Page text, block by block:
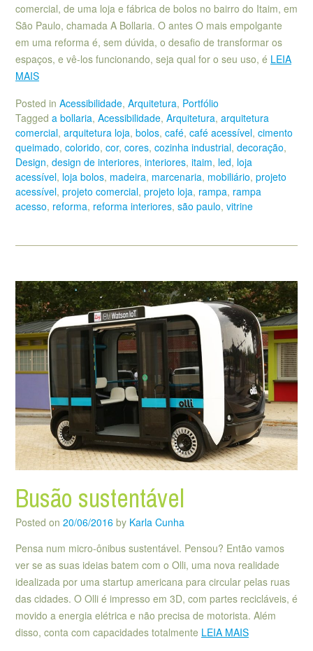
comercial, de uma loja e fábrica de bolos no bairro do Itaim, em
São Paulo, chamada A Bollaria. O antes O mais empolgante
em uma reforma é, sem dúvida, o desafio de transformar os
espaços, e vê-los funcionando, seja qual for o seu uso, é LEIA
MAIS
Posted in Acessibilidade, Arquitetura, Portfólio
Tagged a bollaria, Acessibilidade, Arquitetura, arquitetura
comercial, arquitetura loja, bolos, café, café acessível, cimento
queimado, colorido, cor, cores, cozinha industrial, decoração,
Design, design de interiores, interiores, itaim, led, loja
acessível, loja bolos, madeira, marcenaria, mobiliário, projeto
acessível, projeto comercial, projeto loja, rampa, rampa
acesso, reforma, reforma interiores, são paulo, vitrine
Busão sustentável
Posted on 20/06/2016 by Karla Cunha
Pensa num micro-ônibus sustentável. Pensou? Então vamos
ver se as suas ideias batem com o Olli, uma nova realidade
idealizada por uma startup americana para circular pelas ruas
das cidades. O Olli é impresso em 3D, com partes recicláveis, é
movido a energia elétrica e não precisa de motorista. Além
disso, conta com capacidades totalmente LEIA MAIS